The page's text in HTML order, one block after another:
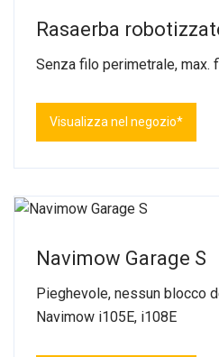
Rasaerba
Senza filo perimetrale, max.
Visualizza nel negozio*
Navimow Garage S
Pieghevole, nessun blocco
Navimow i105E, i108E